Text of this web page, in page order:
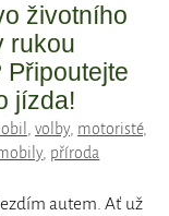
životního
rukou
Připoutejte
jízda!
, volby, motoristé,
, příroda
autem. Ať už